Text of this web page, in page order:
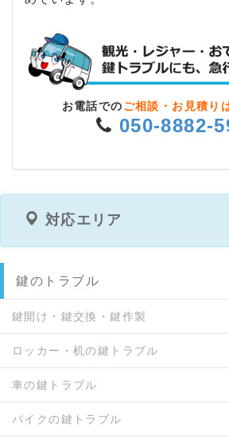
お電話での ご相談・お見積り
050-8882-
対応エリア
鍵のトラブル
鍵開け・鍵交換・鍵作製
ロッカー・机の鍵トラブル
車の鍵トラブル
バイクの鍵トラブル